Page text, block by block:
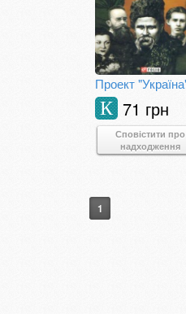
71 грн
К
Сповістити про
надходження
1